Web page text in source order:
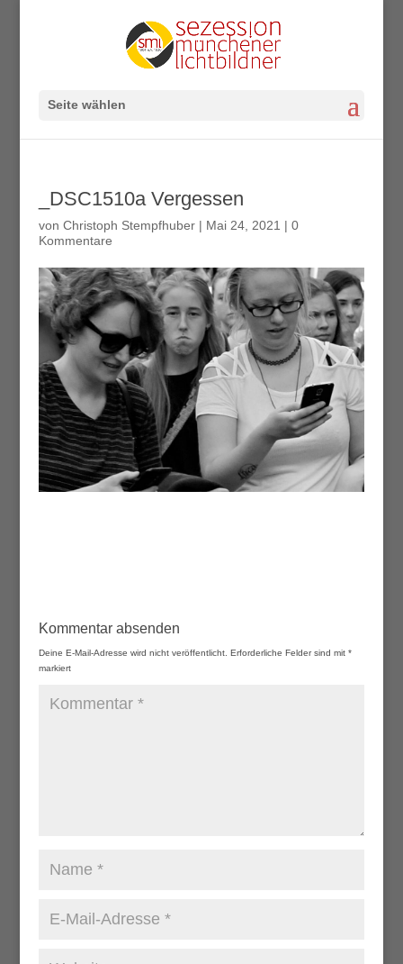
Seite wählen
_DSC1510a Vergessen
von Christoph Stempfhuber| Mai 24, 2021 | 0
Kommentare
Kommentar absenden
Deine E-Mail-Adresse wird nicht veröffentlicht. Erforderliche Felder sind mit *
markiert